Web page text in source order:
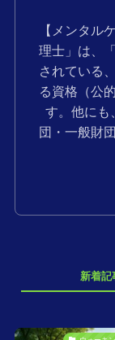
【メンタル
理士」は、
されている
る資格（公
す。他にも
団・一般財
新着記